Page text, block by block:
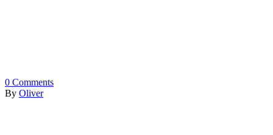
0 Comments
By Oliver